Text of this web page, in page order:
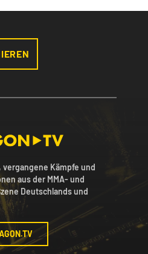
Kämpfe und
aus der MMA- und
Deutschlands und